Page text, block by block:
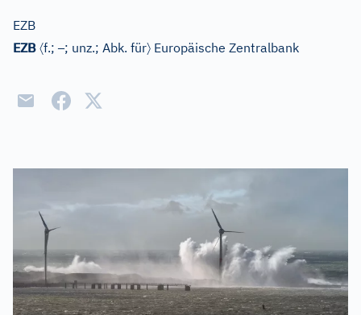
EZB
EZB 〈f.;–; unz.; Abk. für〉 Europäische Zentralbank